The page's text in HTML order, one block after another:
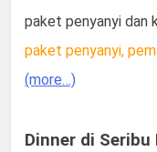
paket penyanyi dan
paket penyanyi,
(more…)
Dinner di Seribu